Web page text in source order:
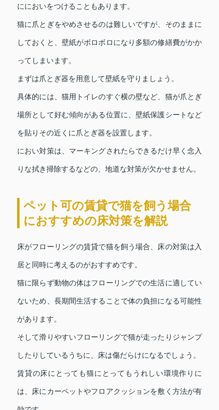
ににおいをつけることもあります。
猫に爪とぎをやめさせるのは難しいですが、そのままに
しておくと、壁紙がボロボロになり多額の修繕費がかか
ってしまいます。
まずは爪とぎ器を用意して壁紙を守りましょう。
具体的には、猫用トイレのすぐ横の壁など、猫が爪とぎ
場所として好む傾向がある位置に、壁紙保護シートなど
を貼りその近くに爪とぎ器を設置します。
におい対策は、マーキングされたらできるだけ早く念入
りな拭き掃除するなどの、地道な対策が欠かせません。
ペット可の賃貸で猫を飼う場合
におすすめの床対策を解説
床がフローリングの賃貸で猫を飼う場合、床の対策は入
居と同時に考えるのがおすすめです。
猫に限らず動物の体はフローリングでの生活に適してい
ないため、長期間生活することで体の負担になる可能性
があります。
そして滑りやすいフローリングで猫が走ったりジャンプ
したりしているうちに、床は傷だらけになるでしょう。
賃貸の床にとっても猫にとってもうれしい環境作りに
は、床にカーペットやフロアクッションを敷く方法が有